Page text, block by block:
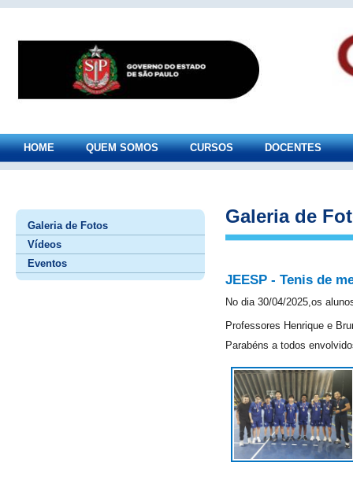
HOME QUEM SOMOS CURSOS DOCENTES
Galeria de Fotos
Vídeos
Eventos
Galeria de
JEESP - Tenis de
No dia 30/04/2025,os
Professores Henrique e
Parabéns a todos